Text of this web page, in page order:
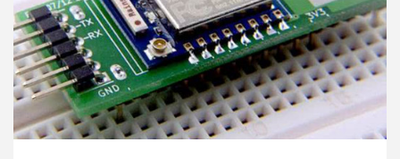
Newsletter
Magazyny
Archiwum
Do pobrania